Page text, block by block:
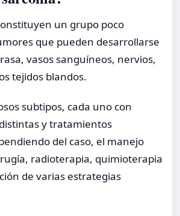
un grupo poco
que pueden desarrollarse
vasos sanguíneos, nervios,
tejidos blandos.
subtipos, cada uno con
y tratamientos
del caso, el manejo
radioterapia, quimioterapia
de varias estrategias